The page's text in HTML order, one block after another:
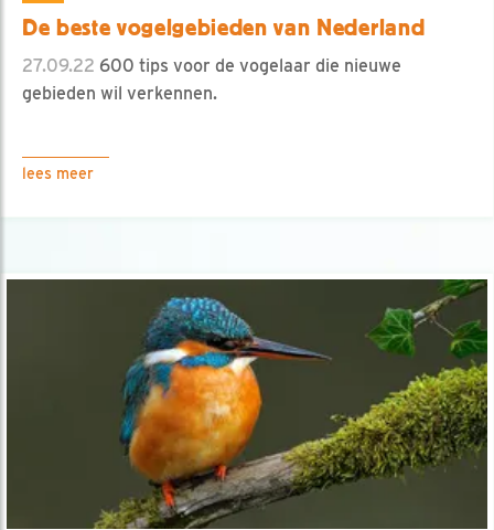
De beste vogelgebieden van Nederland
27.09.22 600 tips voor de vogelaar die nieuwe
gebieden wil verkennen.
lees meer